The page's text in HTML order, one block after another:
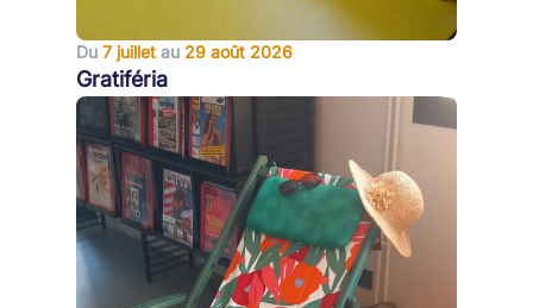
Du 7 juillet au 29 août 2026
Gratiféria